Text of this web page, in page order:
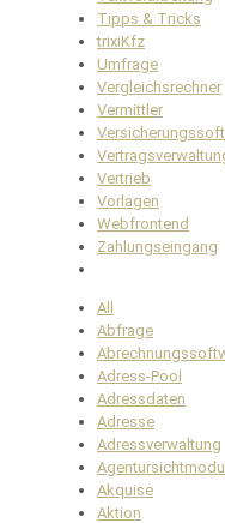
Tipps & Tricks
trixiKfz
Umfrage
Vergleichsrechner
Vermittler
Vertrieb
Vorlagen
Webfrontend
Zahlungseingang
All
Abfrage
Adress-Pool
Adressdaten
Adresse
Adressverwaltung
Agentursichtmodul
Akquise
Aktion